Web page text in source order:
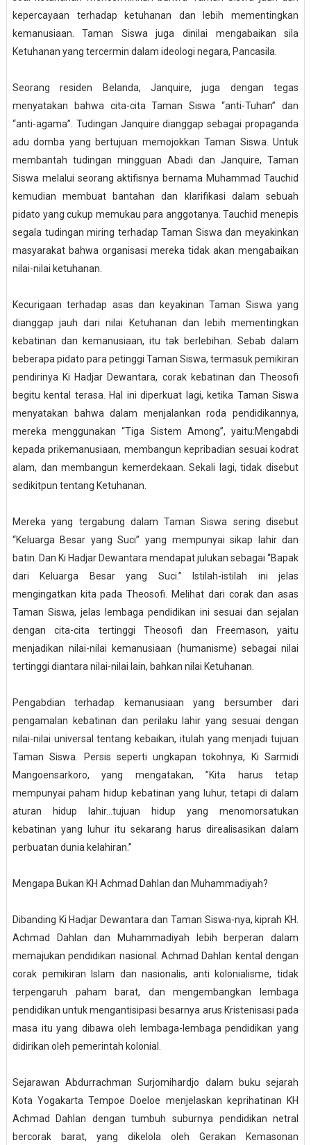
kepercayaan terhadap ketuhanan dan lebih mementingkan
kemanusiaan. Taman Siswa juga dinilai mengabaikan sila
Ketuhanan yang tercermin dalam ideologi negara, Pancasila.
Seorang residen Belanda, Janquire, juga dengan tegas
menyatakan bahwa cita-cita Taman Siswa “anti-Tuhan” dan
“anti-agama”. Tudingan Janquire dianggap sebagai propaganda
adu domba yang bertujuan memojokkan Taman Siswa. Untuk
membantah tudingan mingguan Abadi dan Janquire, Taman
Siswa melalui seorang aktifisnya bernama Muhammad Tauchid
kemudian membuat bantahan dan klarifikasi dalam sebuah
pidato yang cukup memukau para anggotanya. Tauchid menepis
segala tudingan miring terhadap Taman Siswa dan meyakinkan
masyarakat bahwa organisasi mereka tidak akan mengabaikan
nilai-nilai ketuhanan.
Kecurigaan terhadap asas dan keyakinan Taman Siswa yang
dianggap jauh dari nilai Ketuhanan dan lebih mementingkan
kebatinan dan kemanusiaan, itu tak berlebihan. Sebab dalam
beberapa pidato para petinggi Taman Siswa, termasuk pemikiran
pendirinya Ki Hadjar Dewantara, corak kebatinan dan Theosofi
begitu kental terasa. Hal ini diperkuat lagi, ketika Taman Siswa
menyatakan bahwa dalam menjalankan roda pendidikannya,
mereka menggunakan “Tiga Sistem Among”, yaitu:Mengabdi
kepada prikemanusiaan, membangun kepribadian sesuai kodrat
alam, dan membangun kemerdekaan. Sekali lagi, tidak disebut
sedikitpun tentang Ketuhanan.
Mereka yang tergabung dalam Taman Siswa sering disebut
“Keluarga Besar yang Suci” yang mempunyai sikap lahir dan
batin. Dan Ki Hadjar Dewantara mendapat julukan sebagai “Bapak
dari Keluarga Besar yang Suci.” Istilah-istilah ini jelas
mengingatkan kita pada Theosofi. Melihat dari corak dan asas
Taman Siswa, jelas lembaga pendidikan ini sesuai dan sejalan
dengan cita-cita tertinggi Theosofi dan Freemason, yaitu
menjadikan nilai-nilai kemanusiaan (humanisme) sebagai nilai
tertinggi diantara nilai-nilai lain, bahkan nilai Ketuhanan.
Pengabdian terhadap kemanusiaan yang bersumber dari
pengamalan kebatinan dan perilaku lahir yang sesuai dengan
nilai-nilai universal tentang kebaikan, itulah yang menjadi tujuan
Taman Siswa. Persis seperti ungkapan tokohnya, Ki Sarmidi
Mangoensarkoro, yang mengatakan, ”Kita harus tetap
mempunyai paham hidup kebatinan yang luhur, tetapi di dalam
aturan hidup lahir…tujuan hidup yang menomorsatukan
kebatinan yang luhur itu sekarang harus direalisasikan dalam
perbuatan dunia kelahiran.”
Mengapa Bukan KH Achmad Dahlan dan Muhammadiyah?
Dibanding Ki Hadjar Dewantara dan Taman Siswa-nya, kiprah KH.
Achmad Dahlan dan Muhammadiyah lebih berperan dalam
memajukan pendidikan nasional. Achmad Dahlan kental dengan
corak pemikiran Islam dan nasionalis, anti kolonialisme, tidak
terpengaruh paham barat, dan mengembangkan lembaga
pendidikan untuk mengantisipasi besarnya arus Kristenisasi pada
masa itu yang dibawa oleh lembaga-lembaga pendidikan yang
didirikan oleh pemerintah kolonial.
Sejarawan Abdurrachman Surjomihardjo dalam buku sejarah
Kota Yogakarta Tempoe Doeloe menjelaskan keprihatinan KH
Achmad Dahlan dengan tumbuh suburnya pendidikan netral
bercorak barat, yang dikelola oleh Gerakan Kemasonan